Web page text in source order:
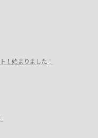
！始まりました！